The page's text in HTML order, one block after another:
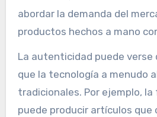
abordar la demanda del
productos hechos a mano
La autenticidad puede verse
que la tecnología a menudo
tradicionales. Por ejemplo,
puede producir artículos que